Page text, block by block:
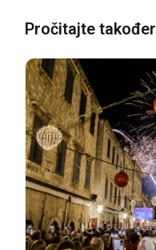
Pročitajte također